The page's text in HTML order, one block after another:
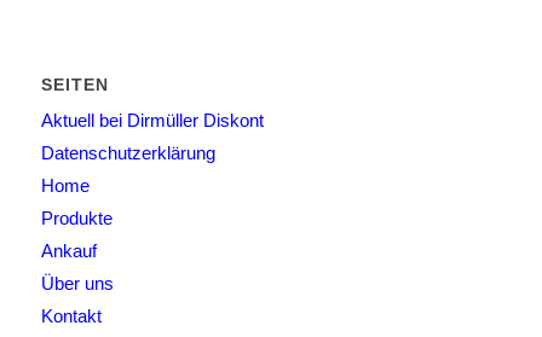
SEITEN
Aktuell bei Dirmüller Diskont
Datenschutzerklärung
Home
Produkte
Ankauf
Über uns
Kontakt